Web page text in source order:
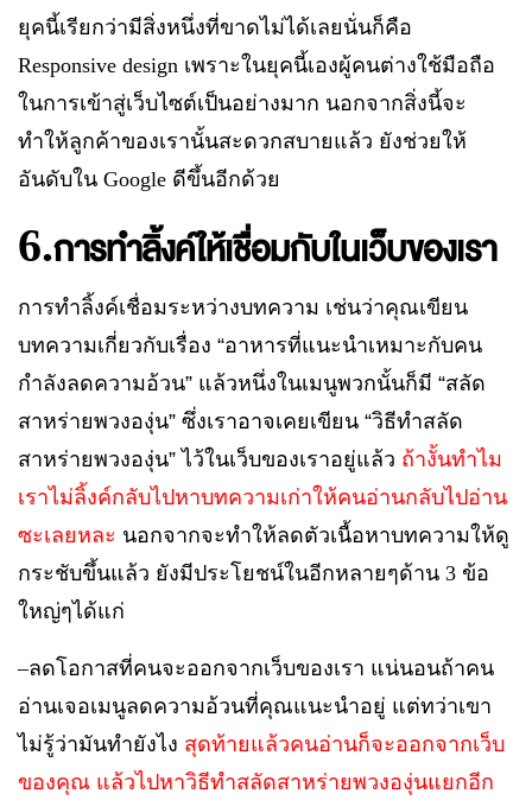
ยุคนี้เรียกว่ามีสิ่งหนึ่งที่ขาดไม่ได้เลยนั่นก็คือ
Responsive design เพราะในยุคนี้เองผู้คนต่างใช้มือถือ
ในการเข้าสู่เว็บไซต์เป็นอย่างมาก นอกจากสิ่งนี้จะ
ทำให้ลูกค้าของเรานั้นสะดวกสบายแล้ว ยังช่วยให้
อันดับใน Google ดีขึ้นอีกด้วย
6.การทำลิ้งค์ให้เชื่อมกับในเว็บของเรา
การทำลิ้งค์เชื่อมระหว่างบทความ เช่นว่าคุณเขียน
บทความเกี่ยวกับเรื่อง “อาหารที่แนะนำเหมาะกับคน
กำลังลดความอ้วน” แล้วหนึ่งในเมนูพวกนั้นก็มี “สลัด
สาหร่ายพวงองุ่น” ซึ่งเราอาจเคยเขียน “วิธีทำสลัด
สาหร่ายพวงองุ่น” ไว้ในเว็บของเราอยู่แล้ว ถ้างั้นทำไม
เราไม่ลิ้งค์กลับไปหาบทความเก่าให้คนอ่านกลับไปอ่าน
ซะเลยหละ นอกจากจะทำให้ลดตัวเนื้อหาบทความให้ดู
กระชับขึ้นแล้ว ยังมีประโยชน์ในอีกหลายๆด้าน 3 ข้อ
ใหญ่ๆได้แก่
–ลดโอกาสที่คนจะออกจากเว็บของเรา แน่นอนถ้าคน
อ่านเจอเมนูลดความอ้วนที่คุณแนะนำอยู่ แต่ทว่าเขา
ไม่รู้ว่ามันทำยังไง สุดท้ายแล้วคนอ่านก็จะออกจากเว็บ
ของคุณ แล้วไปหาวิธีทำสลัดสาหร่ายพวงองุ่นแยกอีก